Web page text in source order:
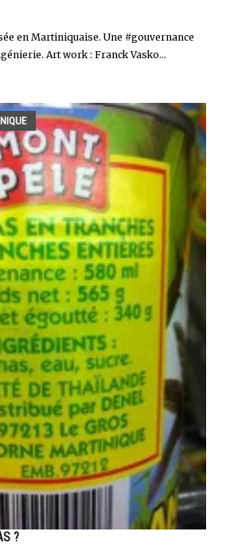
en Martiniquaise. Une #gouvernance
Art work : Franck Vasko...
?